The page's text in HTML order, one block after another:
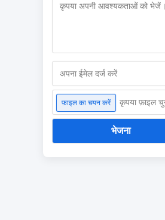
फ़ाइल का चयन करें कृपया फ़ाइल
भेजना